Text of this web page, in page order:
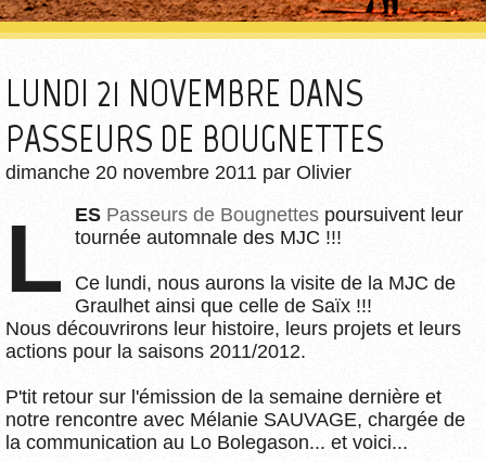
LUNDI 21 NOVEMBRE DANS
PASSEURS DE BOUGNETTES
dimanche 20 novembre 2011 par Olivier
LES Passeurs de Bougnettes poursuivent leur
tournée automnale des MJC !!!
Ce lundi, nous aurons la visite de la MJC de
Graulhet ainsi que celle de Saïx !!!
Nous découvrirons leur histoire, leurs projets et leurs
actions pour la saisons 2011/2012.
P'tit retour sur l'émission de la semaine dernière et
notre rencontre avec Mélanie SAUVAGE, chargée de
la communication au Lo Bolegason... et voici...